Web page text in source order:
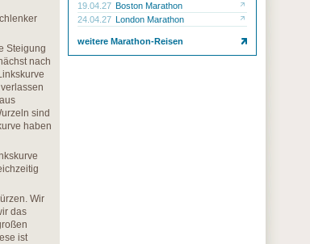
Steigung
nach
sind
haben
Wir
das
ist
19.04.27 Boston Marathon
24.04.27 London Marathon
weitere Marathon-Reisen